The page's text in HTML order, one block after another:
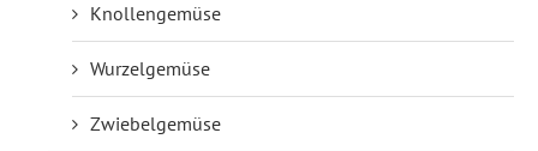
Knollengemüse
Wurzelgemüse
Zwiebelgemüse